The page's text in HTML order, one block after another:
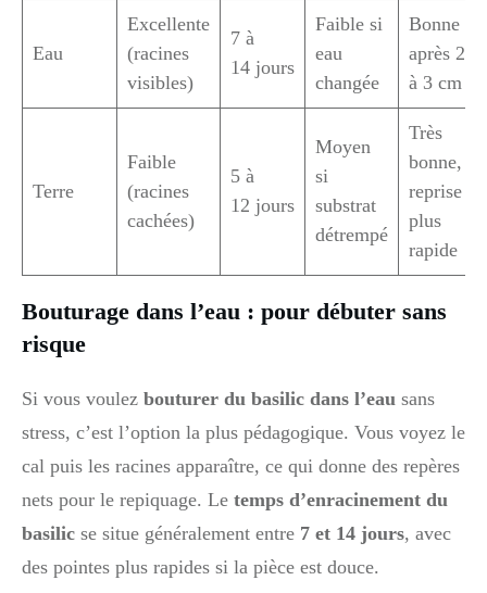
Eau
Excellente
(racines
visibles)
7 à
14 jours
Faible si
eau
changée
Bonne
après 2
à 3 cm
Terre
Faible
(racines
cachées)
5 à
12 jours
Moyen
si
substrat
détrempé
Très
bonne,
reprise
plus
rapide
Bouturage dans l’eau : pour débuter sans
risque
Si vous voulez bouturer du basilic dans l’eau sans
stress, c’est l’option la plus pédagogique. Vous voyez le
cal puis les racines apparaître, ce qui donne des repères
nets pour le repiquage. Le temps d’enracinement du
basilic se situe généralement entre 7 et 14 jours, avec
des pointes plus rapides si la pièce est douce.